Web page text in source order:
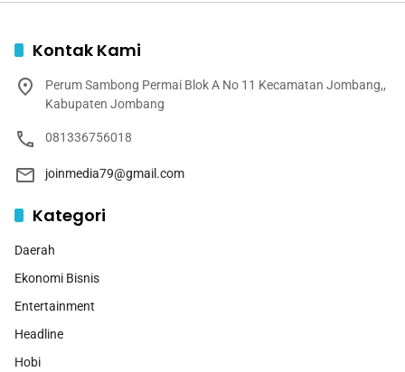
Kontak Kami
Perum Sambong Permai Blok A No 11 Kecamatan Jombang,,
Kabupaten Jombang
081336756018
joinmedia79@gmail.com
Kategori
Daerah
Ekonomi Bisnis
Entertainment
Headline
Hobi